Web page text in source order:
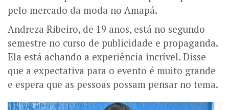
pelo mercado da moda no Amapá.
Andreza Ribeiro, de 19 anos, está no segundo
semestre no curso de publicidade e propaganda.
Ela está achando a experiência incrível. Disse
que a expectativa para o evento é muito grande
e espera que as pessoas possam pensar no tema.